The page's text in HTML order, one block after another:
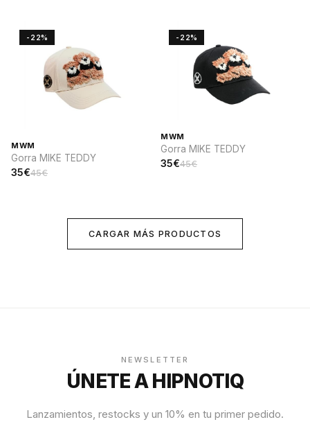
-22%
MWM
Gorra MIKE TEDDY
35€45€
-22%
MWM
Gorra MIKE TEDDY
35€45€
CARGAR MÁS PRODUCTOS
NEWSLETTER
ÚNETE A HIPNOTIQ
Lanzamientos, restocks y un 10% en tu primer pedido.